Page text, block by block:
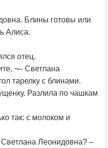
Блины готовы или
Алиса.
отец.
¬– Светлана
тарелку с блинами.
Разлила по чашкам
так: с молоком и
Светлана Леонидовна? –